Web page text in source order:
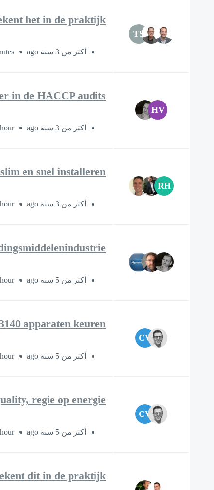
TS
het in de praktijk?
أكثر من 3 سنة ago
HV
in de HACCP audits
أكثر من 3 سنة ago
RH
en snel installeren
أكثر من 3 سنة ago
أكثر من 5 سنة ago
CV
apparaten keuren
أكثر من 5 سنة ago
CV
regie op energie?!
أكثر من 5 سنة ago
dit in de praktijk